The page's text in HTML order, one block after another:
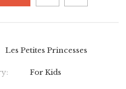
Les Petites Princesses
For Kids